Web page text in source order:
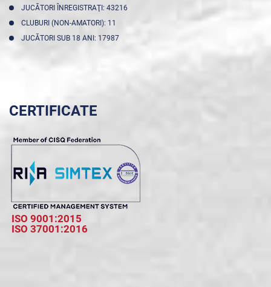
JUCĂTORI ÎNREGISTRAŢI: 43216
CLUBURI (NON-AMATORI): 11
JUCĂTORI SUB 18 ANI: 17987
CERTIFICATE
ISO 9001:2015
ISO 37001:2016